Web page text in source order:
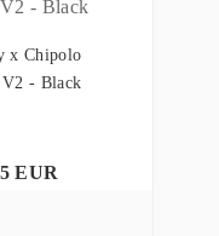
x Chipolo
- Black
EUR